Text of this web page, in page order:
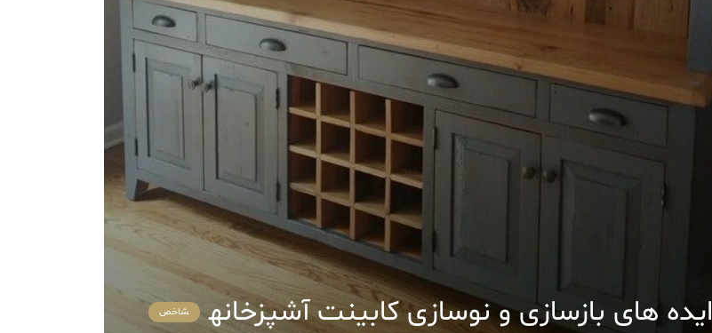
ایده های بازسازی و نوسازی کابینت آشپزخانه